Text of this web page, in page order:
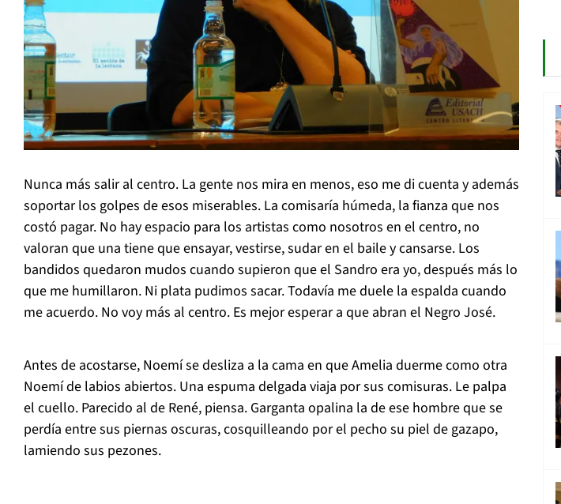
Nunca más salir al centro. La gente nos mira en menos, eso me di cuenta y además
soportar los golpes de esos miserables. La comisaría húmeda, la fianza que nos
costó pagar. No hay espacio para los artistas como nosotros en el centro, no
valoran que una tiene que ensayar, vestirse, sudar en el baile y cansarse. Los
bandidos quedaron mudos cuando supieron que el Sandro era yo, después más lo
que me humillaron. Ni plata pudimos sacar. Todavía me duele la espalda cuando
me acuerdo. No voy más al centro. Es mejor esperar a que abran el Negro José.
Antes de acostarse, Noemí se desliza a la cama en que Amelia duerme como otra
Noemí de labios abiertos. Una espuma delgada viaja por sus comisuras. Le palpa
el cuello. Parecido al de René, piensa. Garganta opalina la de ese hombre que se
perdía entre sus piernas oscuras, cosquilleando por el pecho su piel de gazapo,
lamiendo sus pezones.